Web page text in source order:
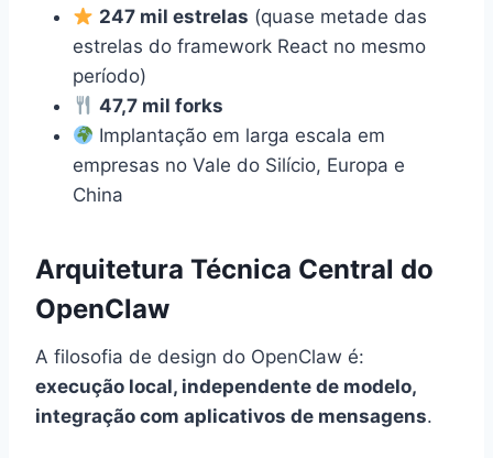
247 mil estrelas (quase metade das
estrelas do framework React no mesmo
período)
47,7 mil forks
Implantação em larga escala em
empresas no Vale do Silício, Europa e
China
Arquitetura Técnica Central do
OpenClaw
A filosofia de design do OpenClaw é:
execução local, independente de modelo,
integração com aplicativos de mensagens.